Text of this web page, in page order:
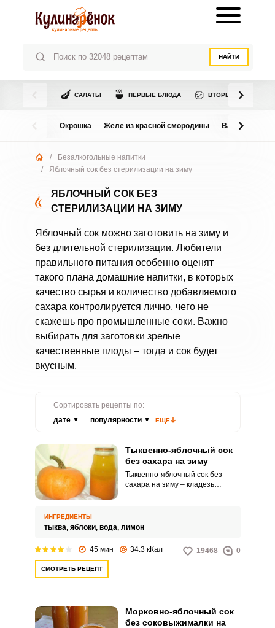
НАЙТИ
🍆 САЛАТЫ 🍵 ПЕРВЫЕ БЛЮДА 🍲 ВТОРЫЕ БЛЮДА
Окрошка Желе из красной смородины Варенье из
/
Безалкогольные напитки
/
Яблочный сок без стерилизации на зиму
ЯБЛОЧНЫЙ СОК БЕЗ
СТЕРИЛИЗАЦИИ НА ЗИМУ
Яблочный сок можно заготовить на зиму и
без длительной стерилизации. Любители
правильного питания особенно оценят
такого плана домашние напитки, в которых
качество сырья и количество добавляемого
сахара контролируется лично, чего не
скажешь про промышленные соки. Важно
выбирать для заготовки зрелые
качественные плоды – тогда и сок будет
вкусным.
Сортировать рецепты по:
дате
популярности ЕЩЕ
Тыквенно-яблочный сок
без сахара на зиму
Тыквенно-яблочный сок без
сахара на зиму – кладезь
напитка на зиму.
ИНГРЕДИЕНТЫ
тыква, яблоки, вода, лимон
45 мин 34.3 кКал 19468 0
СМОТРЕТЬ РЕЦЕПТ
Морковно-яблочный сок
без соковыжималки на